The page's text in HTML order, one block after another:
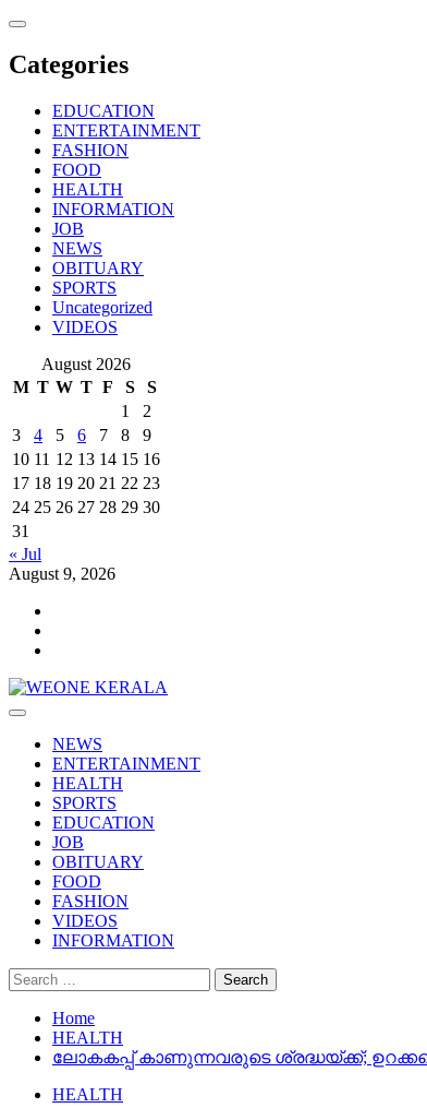
Skip
content
Categories
EDUCATION
ENTERTAINMENT
FASHION
FOOD
HEALTH
INFORMATION
JOB
NEWS
OBITUARY
SPORTS
Uncategorized
VIDEOS
August 2026
M T W T F S
S
1
2
3
4 5 6 7 8
9
10 11 12 13 14 15 16
17 18 19 20 21 22 23
24 25 26 27 28 29 30
31
« Jul
August 9, 2026
Primary
NEWS
ENTERTAINMENT
HEALTH
SPORTS
EDUCATION
JOB
OBITUARY
FOOD
FASHION
VIDEOS
INFORMATION
Search
for:
Home
HEALTH
ലോകകപ്പ് കാണുന്നവരുടെ ശ്രദ്ധയ്ക്ക്;
HEALTH